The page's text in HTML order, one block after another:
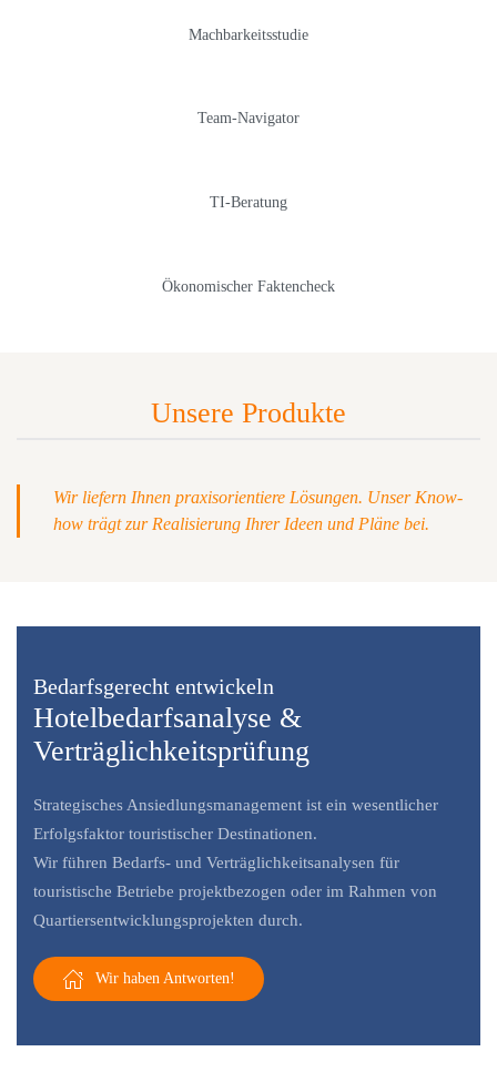
Machbarkeitsstudie
Team-Navigator
TI-Beratung
Ökonomischer Faktencheck
Unsere Produkte
Wir liefern Ihnen praxisorientiere Lösungen. Unser Know-
how trägt zur Realisierung Ihrer Ideen und Pläne bei.
Bedarfsgerecht entwickeln
Hotelbedarfsanalyse &
Verträglichkeitsprüfung
Strategisches Ansiedlungsmanagement ist ein wesentlicher
Erfolgsfaktor touristischer Destinationen.
Wir führen Bedarfs- und Verträglichkeitsanalysen für
touristische Betriebe projektbezogen oder im Rahmen von
Quartiersentwicklungsprojekten durch.
Wir haben Antworten!